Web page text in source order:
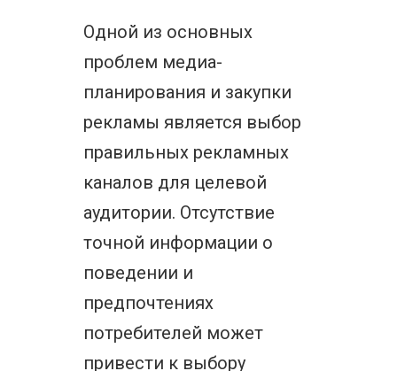
Одной из основных
проблем медиа-
планирования и закупки
рекламы является выбор
правильных рекламных
каналов для целевой
аудитории. Отсутствие
точной информации о
поведении и
предпочтениях
потребителей может
привести к выбору